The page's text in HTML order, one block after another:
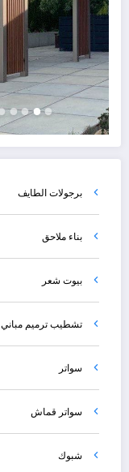
برجولات الطايف
بناء ملاحق
بيوت شعر
تشطيب ترميم مباني
سواتر
سواتر قماش
شبوك